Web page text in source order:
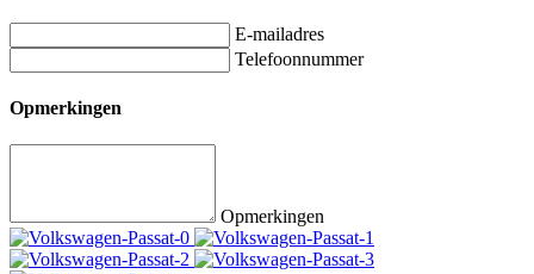
E-mailadres
Telefoonnummer
Opmerkingen
Opmerkingen